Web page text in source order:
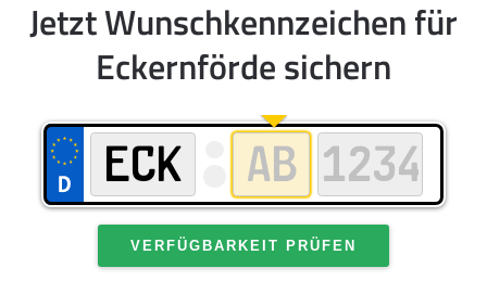
Jetzt Wunschkennzeichen für
Eckernförde sichern
VERFÜGBARKEIT PRÜFEN